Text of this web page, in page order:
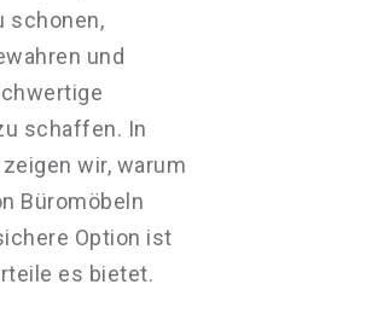
schonen,
und
schaffen. In
wir, warum
Büromöbeln
Option ist
es bietet.